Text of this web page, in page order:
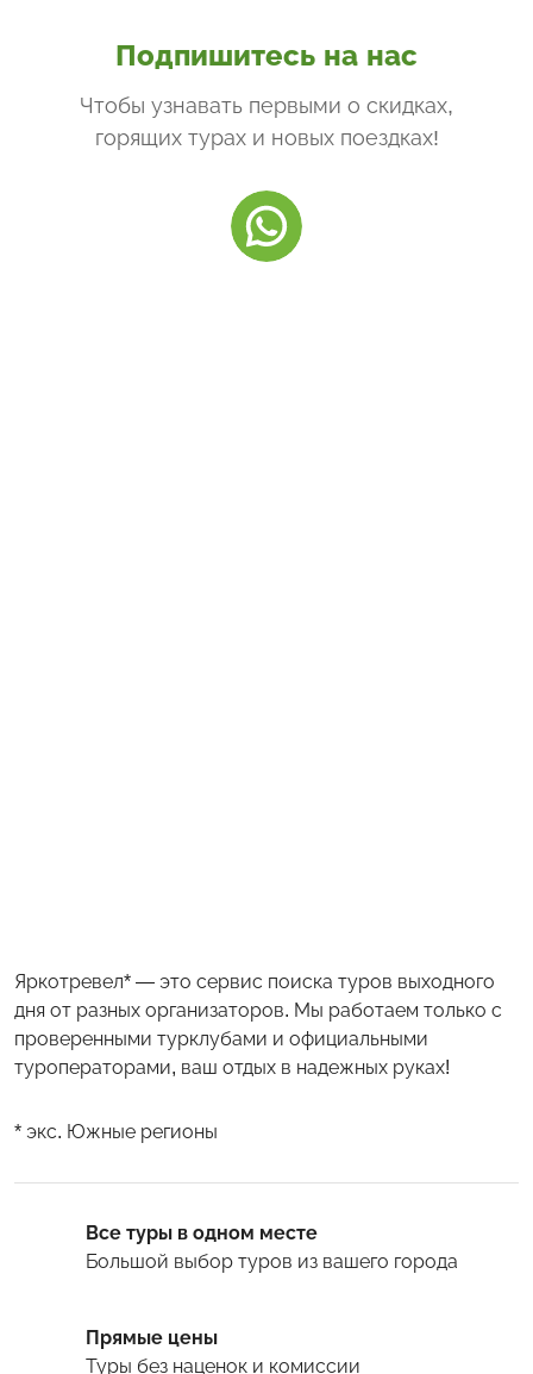
Подпишитесь на нас
Чтобы узнавать первыми о скидках,
горящих турах и новых поездках!
Яркотревел* — это сервис поиска туров выходного
дня от разных организаторов. Мы работаем только с
проверенными турклубами и официальными
туроператорами, ваш отдых в надежных руках!
* экс. Южные регионы
Все туры в одном месте
Большой выбор туров из вашего города
Прямые цены
Туры без наценок и комиссии